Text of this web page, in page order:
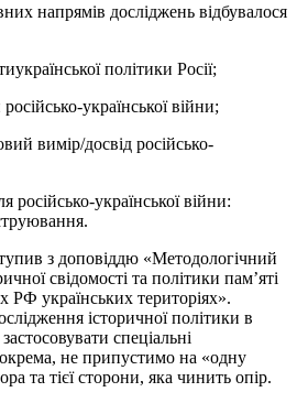
напрямів досліджень відбувалося
політики Росії;
української війни;
вимір/досвід російсько-
російсько-української війни:
з доповіддю «Методологічний
свідомості та політики пам’яті
РФ українських територіях».
історичної політики в
спеціальні
не припустимо на «одну
та тієї сторони, яка чинить опір.